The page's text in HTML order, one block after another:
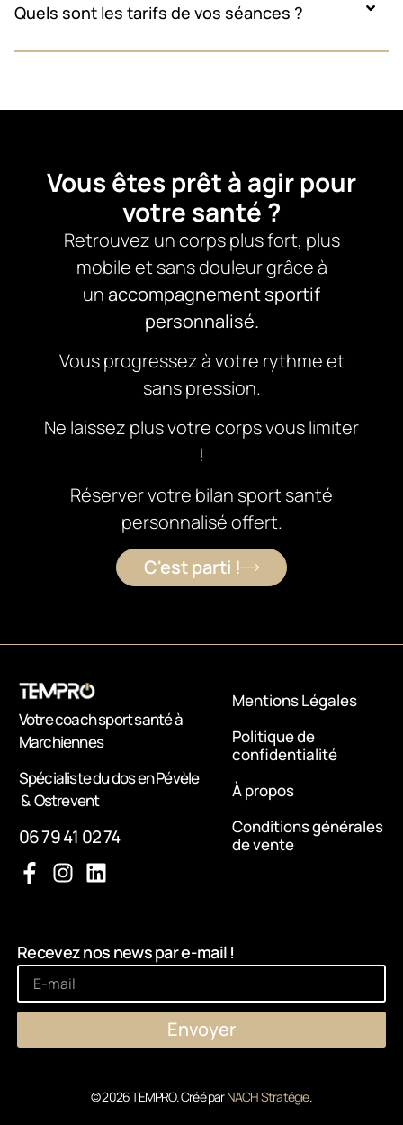
Quels sont les tarifs de vos séances ?
Vous êtes prêt à agir pour
votre santé ?
Retrouvez un corps plus fort, plus
mobile et sans douleur grâce à
unaccompagnement sportif
personnalisé.
Vous progressez à votre rythme et
sans pression.
Ne laissez plus votre corps vous limiter
!
Réserver votre bilan sport santé
personnalisé offert.
C'est parti !
Votre coach sport santé à
Marchiennes
Spécialiste du dos en Pévèle
& Ostrevent
06 79 41 02 74
Mentions Légales
Politique de
confidentialité
À propos
Conditions générales
de vente
Recevez nos news par e-mail !
Envoyer
© 2026 TEMPRO. Créé parNACH Stratégie.